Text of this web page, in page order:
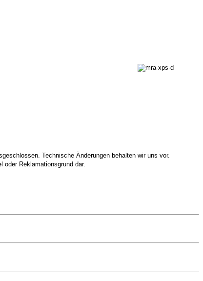
Technische Änderungen behalten wir uns vor.
oder Reklamationsgrund dar.